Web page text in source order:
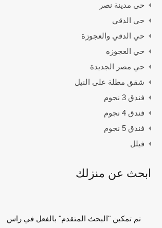
حى مدينة نصر
حي الدقي
حي الدقي والعجوزة
حي العجوزه
حي مصر الجديدة
شقق مطلة على النيل
فندق 3 نجوم
فندق 4 نجوم
فندق 5 نجوم
فيلل
ابحث عن منزلك
تم تمكين "البحث المتقدم" بالفعل في راس